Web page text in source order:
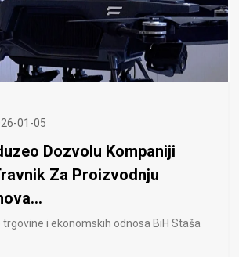
01-05
Dozvolu Kompaniji
Za Proizvodnju
i ekonomskih odnosa BiH Staša